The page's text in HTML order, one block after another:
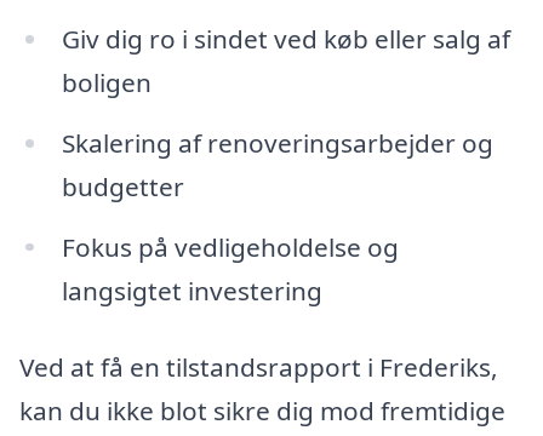
Giv dig ro i sindet ved køb eller salg af
boligen
Skalering af renoveringsarbejder og
budgetter
Fokus på vedligeholdelse og
langsigtet investering
Ved at få en tilstandsrapport i Frederiks,
kan du ikke blot sikre dig mod fremtidige